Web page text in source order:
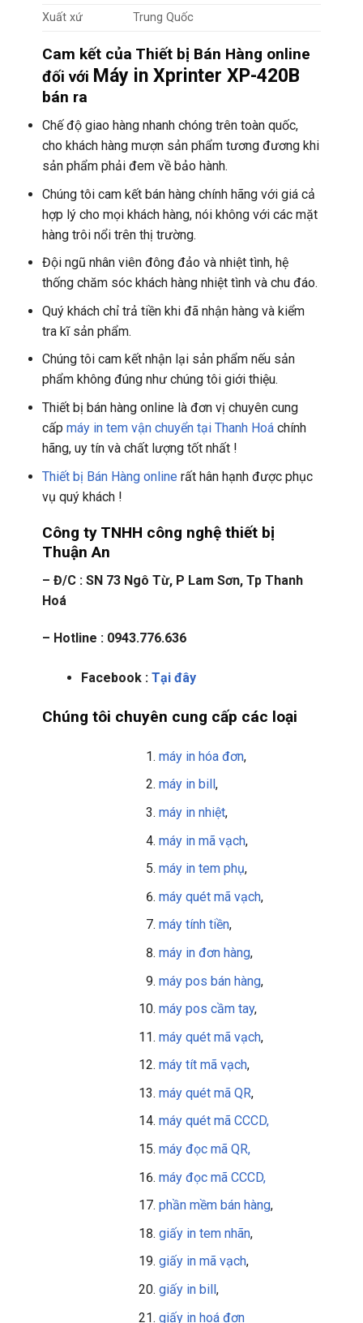
Xuất xứ Trung Quốc
Cam kết của Thiết bị Bán Hàng online
đối với Máy in Xprinter XP-420B
bán ra
Chế độ giao hàng nhanh chóng trên toàn quốc,
cho khách hàng mượn sản phẩm tương đương khi
sản phẩm phải đem về bảo hành.
Chúng tôi cam kết bán hàng chính hãng với giá cả
hợp lý cho mọi khách hàng, nói không với các mặt
hàng trôi nổi trên thị trường.
Đội ngũ nhân viên đông đảo và nhiệt tình, hệ
thống chăm sóc khách hàng nhiệt tình và chu đáo.
Quý khách chỉ trả tiền khi đã nhận hàng và kiểm
tra kĩ sản phẩm.
Chúng tôi cam kết nhận lại sản phẩm nếu sản
phẩm không đúng như chúng tôi giới thiệu.
Thiết bị bán hàng online là đơn vị chuyên cung
cấp máy in tem vận chuyển tại Thanh Hoáchính
hãng, uy tín và chất lượng tốt nhất !
Thiết bị Bán Hàng online rất hân hạnh được phục
vụ quý khách !
Công ty TNHH công nghệ thiết bị
Thuận An
– Đ/C : SN 73 Ngô Từ, P Lam Sơn, Tp Thanh
Hoá
– Hotline : 0943.776.636
Facebook : Tại đây
Chúng tôi chuyên cung cấp các loại
máy in hóa đơn,
máy in bill ,
máy in nhiệt,
máy in mã vạch,
máy in tem phụ,
máy quét mã vạch,
máy tính tiền,
máy in đơn hàng,
máy pos bán hàng,
máy pos cầm tay,
máy quét mã vạch,
máy tít mã vạch,
máy quét mã QR,
máy quét mã CCCD,
máy đọc mã QR,
máy đọc mã CCCD,
phần mềm bán hàng,
giấy in tem nhãn,
giấy in mã vạch,
giấy in bill,
giấy in hoá đơn